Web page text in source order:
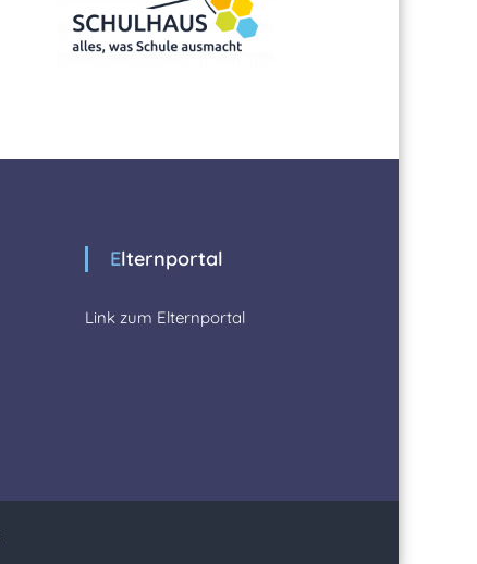
Elternportal
Link zum Elternportal